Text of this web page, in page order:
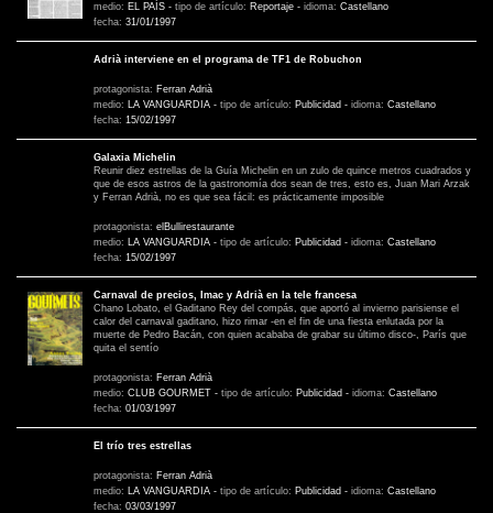
medio: EL PAÍS - tipo de artículo: Reportaje - idioma: Castellano
fecha: 31/01/1997
Adrià interviene en el programa de TF1 de Robuchon
protagonista: Ferran Adrià
medio: LA VANGUARDIA - tipo de artículo: Publicidad - idioma: Castellano
fecha: 15/02/1997
Galaxia Michelin
Reunir diez estrellas de la Guía Michelin en un zulo de quince metros cuadrados y
que de esos astros de la gastronomía dos sean de tres, esto es, Juan Mari Arzak
y Ferran Adrià, no es que sea fácil: es prácticamente imposible
protagonista: elBullirestaurante
medio: LA VANGUARDIA - tipo de artículo: Publicidad - idioma: Castellano
fecha: 15/02/1997
Carnaval de precios, Imac y Adrià en la tele francesa
Chano Lobato, el Gaditano Rey del compás, que aportó al invierno parisiense el
calor del carnaval gaditano, hizo rimar -en el fin de una fiesta enlutada por la
muerte de Pedro Bacán, con quien acababa de grabar su último disco-, París que
quita el sentío
protagonista: Ferran Adrià
medio: CLUB GOURMET - tipo de artículo: Publicidad - idioma: Castellano
fecha: 01/03/1997
El trío tres estrellas
protagonista: Ferran Adrià
medio: LA VANGUARDIA - tipo de artículo: Publicidad - idioma: Castellano
fecha: 03/03/1997